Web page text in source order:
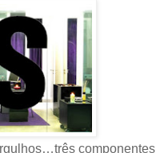
componentes